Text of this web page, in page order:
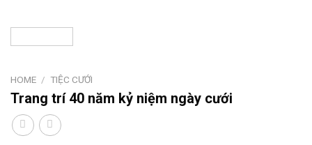
HOME / TIỆC CƯỚI
Trang trí 40 năm kỷ niệm ngày cưới